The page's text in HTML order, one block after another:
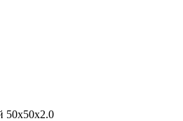
50х50х2.0